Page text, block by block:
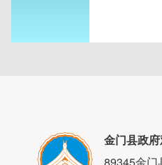
宏伟的二进式院落空间开阔，
金门县政